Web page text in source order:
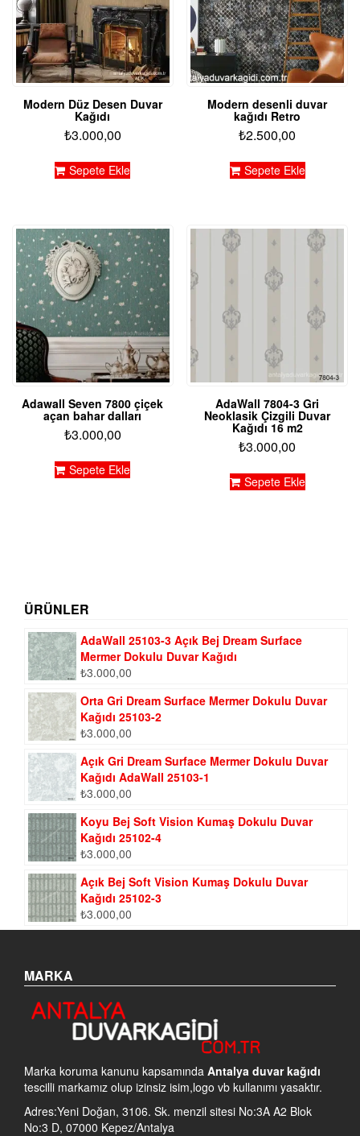
Modern Düz Desen Duvar
Kağıdı
₺3.000,00
Sepete Ekle
Modern desenli duvar
kağıdı Retro
₺2.500,00
Sepete Ekle
Adawall Seven 7800 çiçek
açan bahar dalları
₺3.000,00
Sepete Ekle
AdaWall 7804-3 Gri
Neoklasik Çizgili Duvar
Kağıdı 16 m2
₺3.000,00
Sepete Ekle
ÜRÜNLER
AdaWall 25103-3 Açık Bej Dream Surface
Mermer Dokulu Duvar Kağıdı
₺3.000,00
Orta Gri Dream Surface Mermer Dokulu Duvar
Kağıdı 25103-2
₺3.000,00
Açık Gri Dream Surface Mermer Dokulu Duvar
Kağıdı AdaWall 25103-1
₺3.000,00
Koyu Bej Soft Vision Kumaş Dokulu Duvar
Kağıdı 25102-4
₺3.000,00
Açık Bej Soft Vision Kumaş Dokulu Duvar
Kağıdı 25102-3
₺3.000,00
MARKA
Marka koruma kanunu kapsamında Antalya duvar kağıdı
tescilli markamız olup izinsiz isim,logo vb kullanımı yasaktır.
Adres:Yeni Doğan, 3106. Sk. menzil sitesi No:3A A2 Blok
No:3 D, 07000 Kepez/Antalya